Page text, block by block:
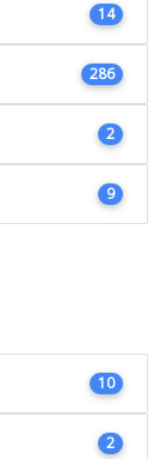
14
286
2
9
10
2